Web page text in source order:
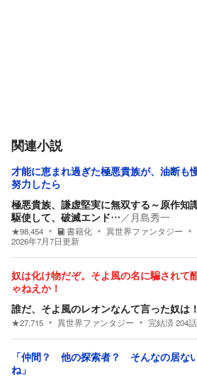
関連小説
才能に恵まれ過ぎた極悪貴族が、油断も
努力したら
極悪貴族、謙虚堅実に無双する～原作知
駆使して、破滅エンド…／ 月島秀一
★98,454 書籍化 異世界ファンタジー
2026年7月7日更新
奴は化け物だぞ。そよ風の名に騙されて
ゃねえか！
誰だ、そよ風のレオンなんて言った奴は！
★27,715 異世界ファンタジー 完結済204話
「仲間？ 他の探索者？ そんなの居な
ね」